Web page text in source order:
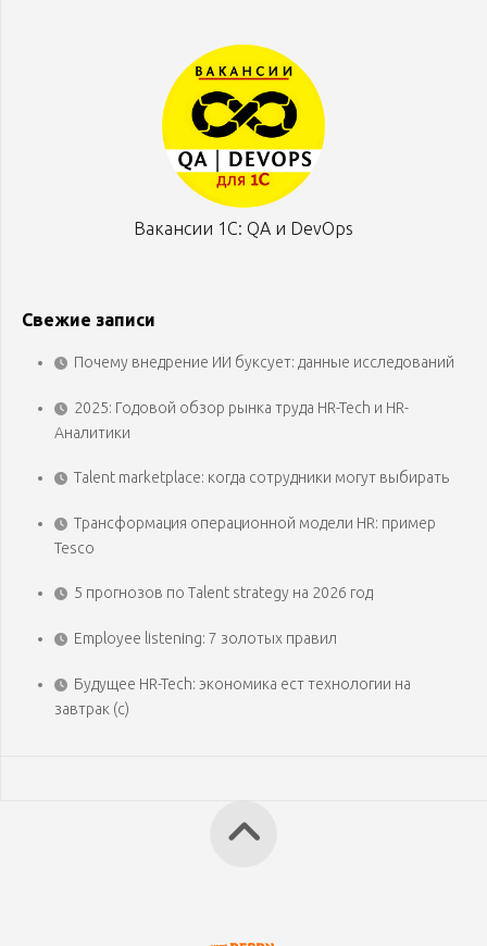
Вакансии 1С: QA и DevOps
Свежие записи
Почему внедрение ИИ буксует: данные исследований
2025: Годовой обзор рынка труда HR-Tech и HR-
Аналитики
Talent marketplace: когда сотрудники могут выбирать
Трансформация операционной модели HR: пример
Tesco
5 прогнозов по Talent strategy на 2026 год
Employee listening: 7 золотых правил
Будущее HR-Tech: экономика ест технологии на
завтрак (с)